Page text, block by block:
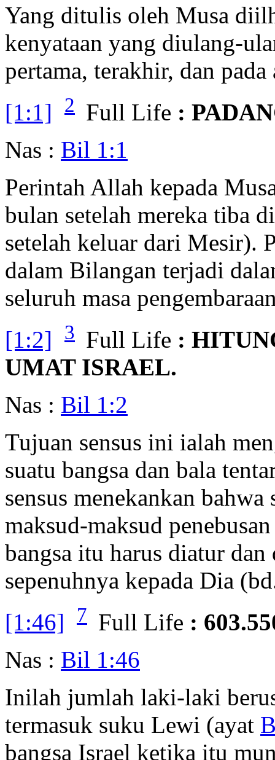
Yang ditulis oleh Musa
kenyataan yang diulang-
pertama, terakhir, dan
[1:1]
2 Full Life :
Nas : Bil 1:1
Perintah Allah kepada
bulan setelah mereka tiba
setelah keluar dari Mesir).
dalam Bilangan terjadi
seluruh masa
[1:2]
3 Full Life :
UMAT ISRAEL.
Nas : Bil 1:2
Tujuan sensus ini ialah
suatu bangsa dan bala
sensus menekankan
maksud-maksud
bangsa itu harus diatur
sepenuhnya kepada Dia
[1:46]
7 Full Life :
Nas : Bil 1:46
Inilah jumlah laki-laki
termasuk suku Lewi (ayat
bangsa Israel ketika itu